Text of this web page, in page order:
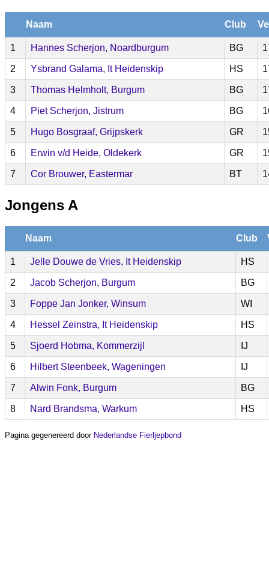
Naam Club
1 Hannes Scherjon, Noardburgum BG
2 Ysbrand Galama, It Heidenskip HS
3 Thomas Helmholt, Burgum BG
4 Piet Scherjon, Jistrum BG
5 Hugo Bosgraaf, Grijpskerk GR
6 Erwin v/d Heide, Oldekerk GR
7 Cor Brouwer, Eastermar BT
Jongens A
Naam Club
1 Jelle Douwe de Vries, It Heidenskip HS
2 Jacob Scherjon, Burgum BG
3 Foppe Jan Jonker, Winsum WI
4 Hessel Zeinstra, It Heidenskip HS
5 Sjoerd Hobma, Kommerzijl IJ
6 Hilbert Steenbeek, Wageningen IJ
7 Alwin Fonk, Burgum BG
8 Nard Brandsma, Warkum HS
Pagina gegenereerd door Nederlandse Fierljepbond